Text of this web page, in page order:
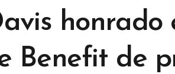
honrado
Benefit de